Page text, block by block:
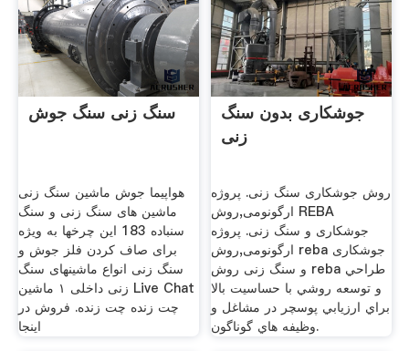
سنگ زنی سنگ جوش
هواپیما جوش ماشین سنگ زنی
ماشین های سنگ زنی و سنگ
سنباده 183 این چرخها به ویژه
برای صاف کردن فلز جوش و
سنگ زنی انواع ماشینهای سنگ
زنی داخلی ١ ماشین Live Chat
چت زنده چت زنده. فروش در
اینجا
جوشکاری بدون سنگ
زنی
روش جوشکاری سنگ زنی. پروژه
ارگونومی,روش REBA
جوشکاری و سنگ زنی. پروژه
ارگونومی,روش reba جوشکاری
و سنگ زنی روش reba طراحي
و توسعه روشي با حساسيت بالا
براي ارزيابي پوسچر در مشاغل و
وظيفه هاي گوناگون.